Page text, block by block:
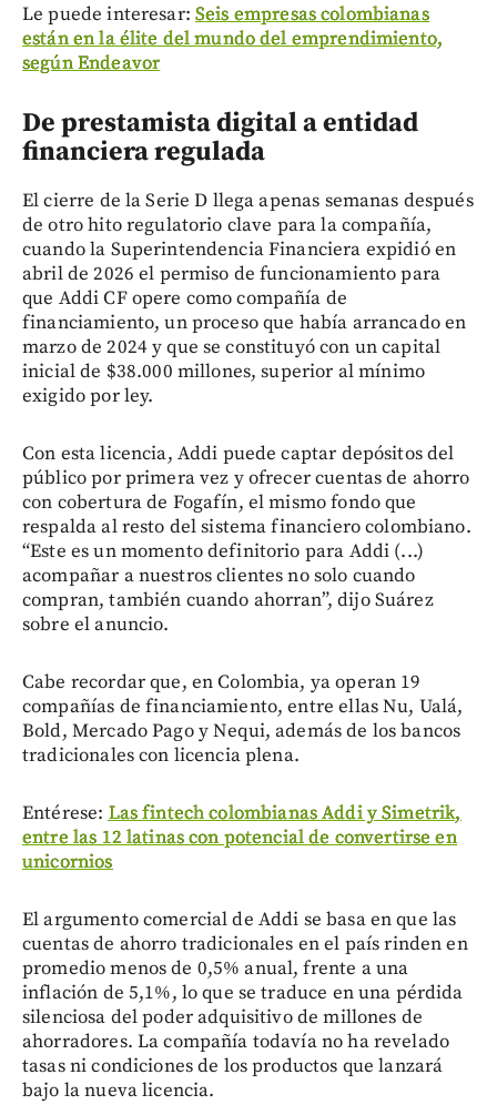
Le puede interesar: Seis empresas colombianas
están en la élite del mundo del emprendimiento,
según Endeavor
De prestamista digital a entidad
financiera regulada
El cierre de la Serie D llega apenas semanas después
de otro hito regulatorio clave para la compañía,
cuando la Superintendencia Financiera expidió en
abril de 2026 el permiso de funcionamiento para
que Addi CF opere como compañía de
financiamiento, un proceso que había arrancado en
marzo de 2024 y que se constituyó con un capital
inicial de $38.000 millones, superior al mínimo
exigido por ley.
Con esta licencia, Addi puede captar depósitos del
público por primera vez y ofrecer cuentas de ahorro
con cobertura de Fogafín, el mismo fondo que
respalda al resto del sistema financiero colombiano.
“Este es un momento definitorio para Addi (...)
acompañar a nuestros clientes no solo cuando
compran, también cuando ahorran”, dijo Suárez
sobre el anuncio.
Cabe recordar que, en Colombia, ya operan 19
compañías de financiamiento, entre ellas Nu, Ualá,
Bold, Mercado Pago y Nequi, además de los bancos
tradicionales con licencia plena.
Entérese: Las fintech colombianas Addi y Simetrik,
entre las 12 latinas con potencial de convertirse en
unicornios
El argumento comercial de Addi se basa en que las
cuentas de ahorro tradicionales en el país rinden en
promedio menos de 0,5% anual, frente a una
inflación de 5,1%, lo que se traduce en una pérdida
silenciosa del poder adquisitivo de millones de
ahorradores. La compañía todavía no ha revelado
tasas ni condiciones de los productos que lanzará
bajo la nueva licencia.